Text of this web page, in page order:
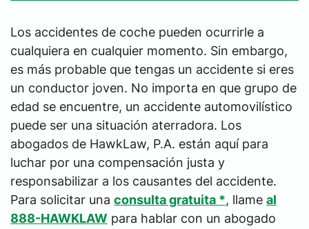
Los accidentes de coche pueden ocurrirle a
cualquiera en cualquier momento. Sin embargo,
es más probable que tengas un accidente si eres
un conductor joven. No importa en que grupo de
edad se encuentre, un accidente automovilístico
puede ser una situación aterradora. Los
abogados de HawkLaw, P.A. están aquí para
luchar por una compensación justa y
responsabilizar a los causantes del accidente.
Para solicitar una consulta gratuita *, llame al
888-HAWKLAW para hablar con un abogado